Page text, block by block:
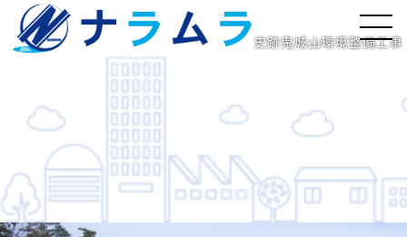
史跡鬼城山環境整備工事